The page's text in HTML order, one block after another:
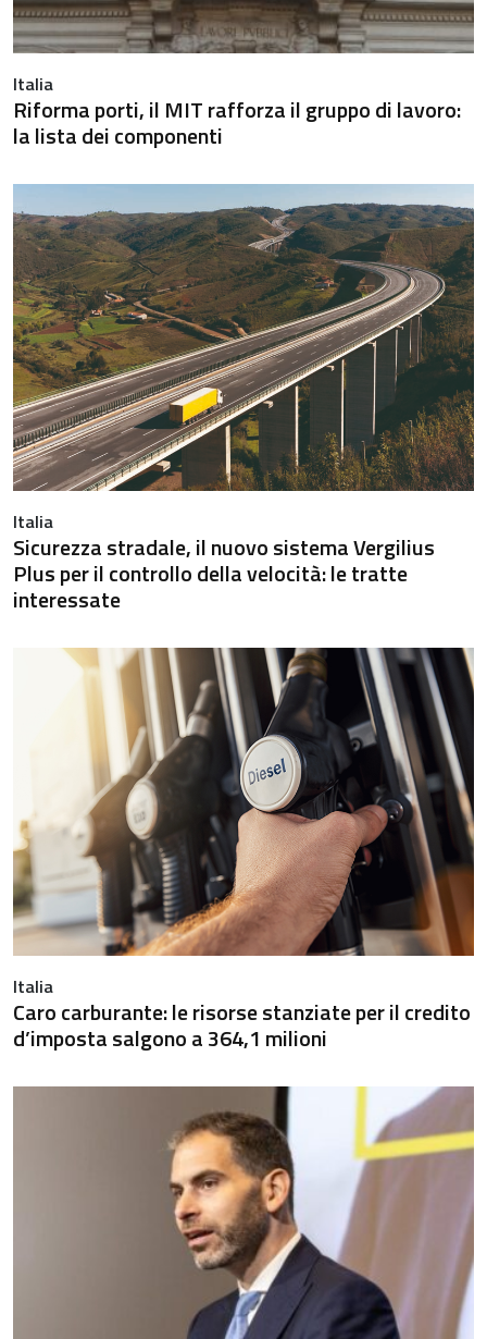
Italia
Riforma porti, il MIT rafforza il gruppo di lavoro:
la lista dei componenti
Italia
Sicurezza stradale, il nuovo sistema Vergilius
Plus per il controllo della velocità: le tratte
interessate
Italia
Caro carburante: le risorse stanziate per il credito
d’imposta salgono a 364,1 milioni